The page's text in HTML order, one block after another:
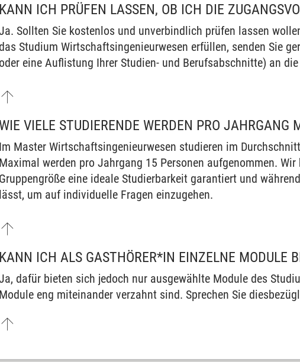
KANN ICH PRÜFEN LASSEN, OB ICH DIE
Sollten Sie kostenlos und unverbindlich prüfen lassen
das Studium Wirtschaftsingenieurwesen erfüllen, senden Sie
oder eine Auflistung Ihrer Studien- und Berufsabschnitte) an
WIE VIELE STUDIERENDE WERDEN PRO JAHRGANG
Im Master Wirtschaftsingenieurwesen studieren im
Maximal werden pro Jahrgang 15 Personen aufgenommen.
Gruppengröße eine ideale Studierbarkeit garantiert und
lässt, um auf individuelle Fragen einzugehen.
KANN ICH ALS GASTHÖRER*IN EINZELNE MODULE
dafür bieten sich jedoch nur ausgewählte Module des
Module eng miteinander verzahnt sind. Sprechen Sie